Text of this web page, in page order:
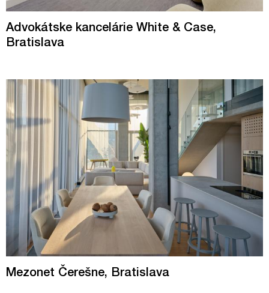
Advokátske kancelárie White & Case,
Bratislava
Mezonet Čerešne, Bratislava